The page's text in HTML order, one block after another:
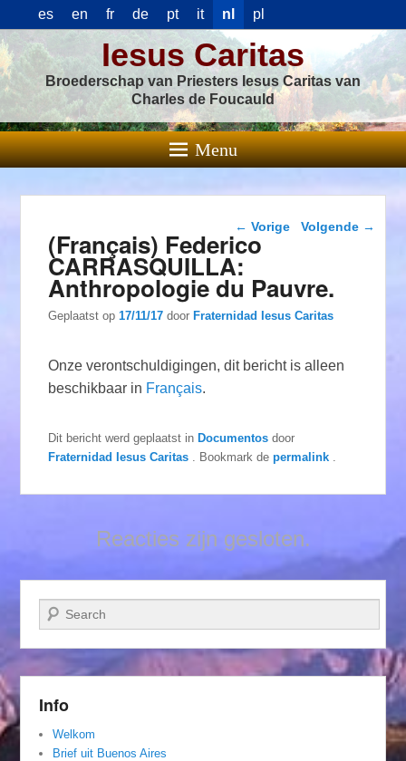
es en fr de pt it nl pl
Iesus Caritas
Broederschap van Priesters Iesus Caritas van
Charles de Foucauld
Menu
Berichtnavigatie
← Vorige Volgende →
(Français) Federico
CARRASQUILLA:
Anthropologie du Pauvre.
Geplaatst op17/11/17 doorFraternidad Iesus Caritas
Onze verontschuldigingen, dit bericht is alleen
beschikbaar in Français.
Dit bericht werd geplaatst inDocumentos door
Fraternidad Iesus Caritas
. Bookmark depermalink
Reacties zijn gesloten.
Zoeken
Info
Welkom
Brief uit Buenos Aires